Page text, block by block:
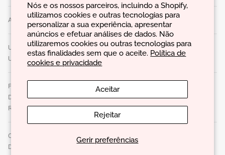
Nós e os nossos parceiros, incluindo a Shopify,
utilizamos cookies e outras tecnologias para
personalizar a sua experiência, apresentar
anúncios e efetuar análises de dados. Não
utilizaremos cookies ou outras tecnologias para
estas finalidades sem que o aceite. Política de
cookies e privacidade
Gerir preferências
Aceitar
Rejeitar
ADORMECER COM O CABELO MOLHADO FAZ MAL?
UM SHAMPOO SECO É UMA BOA SOLUÇÃO PARA
UTILIZAR ENTRE LAVAGENS?
PORQUE É IMPORTANTE FAZER UMA LIMPEZA
DESINTOXICANTE NO COURO CABELUDO
REGULARMENTE?
COM QUE FREQUÊNCIA DEVE SER FEITA UMA LIMPEZA
DESINTOXICANTE NO COURO CABELUDO?